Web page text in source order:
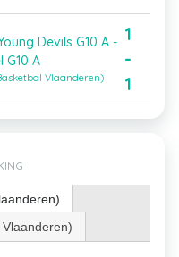
Devils G10 A -
G10 A
Vlaanderen)
1
-
1